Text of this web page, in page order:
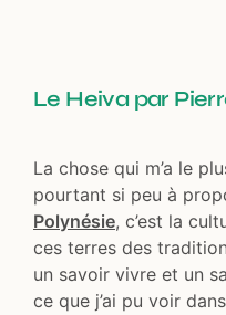
Le Heivapar
La chose qui m’a le
pourtant si peu à
Polynésie, c’est la
ces terres des
un savoir vivre et un
ce que j’ai pu voir